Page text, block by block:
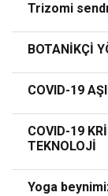
Trizomi
BOTANİKÇİ
COVID-19
COVID-19
TEKNOLOJİ
Yoga